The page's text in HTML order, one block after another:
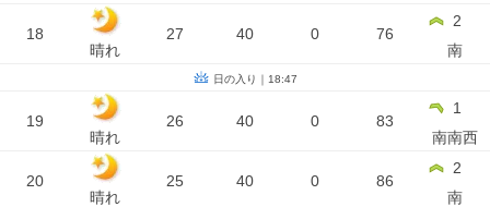
18
晴れ
27 40 0 76
2
南
日の入り｜18:47
19
晴れ
26 40 0 83
1
南南西
20
晴れ
25 40 0 86
2
南